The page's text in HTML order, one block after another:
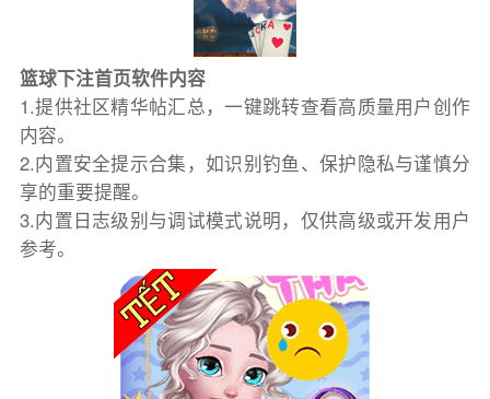
篮球下注首页软件内容
1.提供社区精华帖汇总，一键跳转查看高质量用户创作
内容。
2.内置安全提示合集，如识别钓鱼、保护隐私与谨慎分
享的重要提醒。
3.内置日志级别与调试模式说明，仅供高级或开发用户
参考。